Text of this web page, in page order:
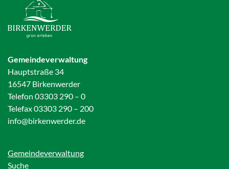
Gemeindeverwaltung
Hauptstraße 34
16547 Birkenwerder
Telefon 03303 290 – 0
Telefax 03303 290 – 200
info@birkenwerder.de
Gemeindeverwaltung
Suche